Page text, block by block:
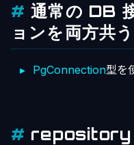
通常の DB
ョンを両方共
PgConnection型を
repository